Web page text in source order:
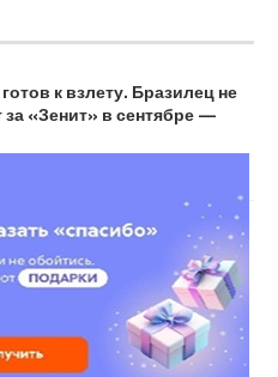
к взлету. Бразилец не
за «Зенит» в сентябре —
подал иск против